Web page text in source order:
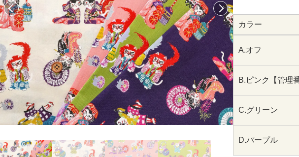
前へ 次へ
カラー
A.オフ
B.ピンク【管理
C.グリーン
D.パープル